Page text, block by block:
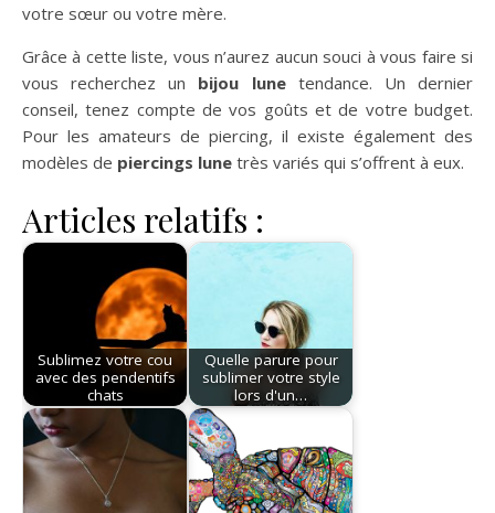
votre sœur ou votre mère.
Grâce à cette liste, vous n’aurez aucun souci à vous faire si
vous recherchez un bijou lune tendance. Un dernier
conseil, tenez compte de vos goûts et de votre budget.
Pour les amateurs de piercing, il existe également des
modèles de piercings lune très variés qui s’offrent à eux.
Articles relatifs :
Sublimez votre cou
avec des pendentifs
chats
Quelle parure pour
sublimer votre style
lors d'un…